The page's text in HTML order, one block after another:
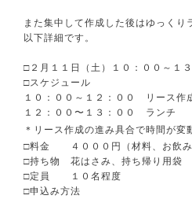
また集中して作成した後はゆっくり
以下詳細です。
□２月１１日（土）１０：００～１
□スケジュール
１０：００～１２：００ リース作
１２：００〜１３：００ ランチ
＊リース作成の進み具合で時間が変
□料金 ４０００円（材料、お飲み
□持ち物 花はさみ、持ち帰り用袋
□定員 １０名程度
□申込み方法